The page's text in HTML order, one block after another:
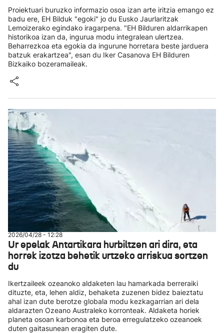
Proiektuari buruzko informazio osoa izan arte iritzia emango ez
badu ere, EH Bilduk "egoki" jo du Eusko Jaurlaritzak
Lemoizerako egindako iragarpena. "EH Bilduren aldarrikapen
historikoa izan da, ingurua modu integralean ulertzea.
Beharrezkoa eta egokia da ingurune horretara beste jarduera
batzuk erakartzea", esan du Iker Casanova EH Bilduren
Bizkaiko bozeramaileak.
2026/04/28 - 12:28
Ur epelak Antartikara hurbiltzen ari dira, eta
horrek izotza behetik urtzeko arriskua sortzen
du
Ikertzaileek ozeanoko aldaketen lau hamarkada berreraiki
dituzte, eta, lehen aldiz, behaketa zuzenen bidez baieztatu
ahal izan dute berotze globala modu kezkagarrian ari dela
aldarazten Ozeano Australeko korronteak. Aldaketa horiek
planeta osoan karbonoa eta beroa erregulatzeko ozeanoek
duten gaitasunean eragiten dute.